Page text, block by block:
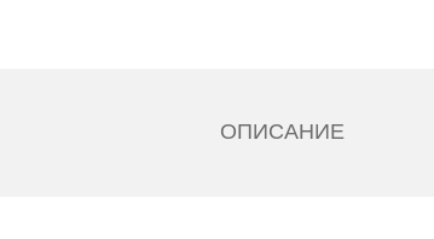
ОПИСАНИЕ